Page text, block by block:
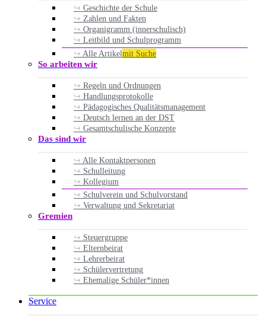
Geschichte der Schule
Zahlen und Fakten
Organigramm (innerschulisch)
Leitbild und Schulprogramm
Alle Artikelmit Suche
So arbeiten wir
Regeln und Ordnungen
Handlungsprotokolle
Pädagogisches Qualitätsmanagement
Deutsch lernen an der DST
Gesamtschulische Konzepte
Das sind wir
Alle Kontaktpersonen
Schulleitung
Kollegium
Schulverein und Schulvorstand
Verwaltung und Sekretariat
Gremien
Steuergruppe
Elternbeirat
Lehrerbeirat
Schülervertretung
Ehemalige Schüler*innen
Service